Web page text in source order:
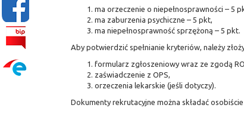
ma orzeczenie o niepełnosprawności – 5
ma zaburzenia psychiczne – 5 pkt,
ma niepełnosprawność sprzężoną – 5 pkt.
Aby potwierdzić spełnianie kryteriów, należy
formularz zgłoszeniowy wraz ze zgodą
zaświadczenie z OPS,
orzeczenia lekarskie (jeśli dotyczy).
Dokumenty rekrutacyjne można składać osobiście